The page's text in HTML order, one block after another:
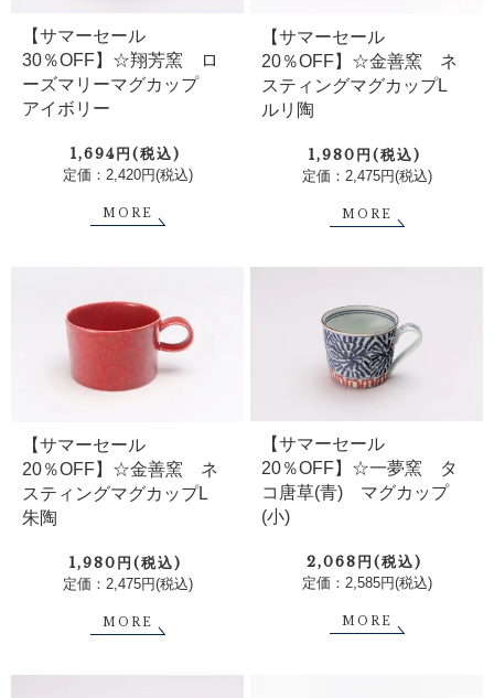
【サマーセール
30％OFF】☆翔芳窯 ロ
ーズマリーマグカップ
アイボリー
1,694円(税込)
定価：2,420円(税込)
MORE
【サマーセール
20％OFF】☆金善窯 ネ
スティングマグカップL
ルリ陶
1,980円(税込)
定価：2,475円(税込)
MORE
【サマーセール
20％OFF】☆金善窯 ネ
スティングマグカップL
朱陶
1,980円(税込)
定価：2,475円(税込)
MORE
【サマーセール
20％OFF】☆一夢窯 タ
コ唐草(青) マグカップ
(小)
2,068円(税込)
定価：2,585円(税込)
MORE